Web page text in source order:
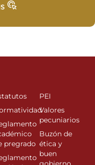
pregrado
PEI
Valores
pecuniarios
Buzón de
ética y
buen